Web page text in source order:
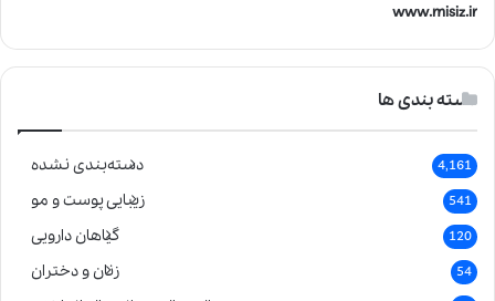
www.misiz.ir
دسته بندی ها
دسته‌بندی نشده 4,161
زیبایی پوست و مو 541
گیاهان دارویی 120
زنان و دختران 54